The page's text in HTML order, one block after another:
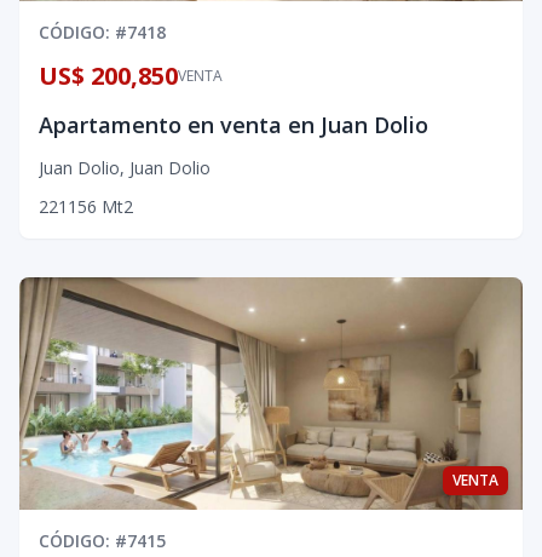
CÓDIGO: #7418
VENTA
US$ 200,850
Apartamento en venta en Juan Dolio
Juan Dolio, Juan Dolio
221 156 Mt2
VENTA
CÓDIGO: #7415